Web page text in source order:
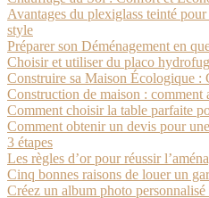
Avantages du plexiglass teinté
style
Préparer son Déménagement en
Choisir et utiliser du placo
Construire sa Maison Écologique :
Construction de maison :
Comment choisir la table parfaite
Comment obtenir un devis pour
3 étapes
Les règles d’or pour réussir
Cinq bonnes raisons de louer un
Créez un album photo